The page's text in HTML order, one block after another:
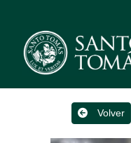
Volver